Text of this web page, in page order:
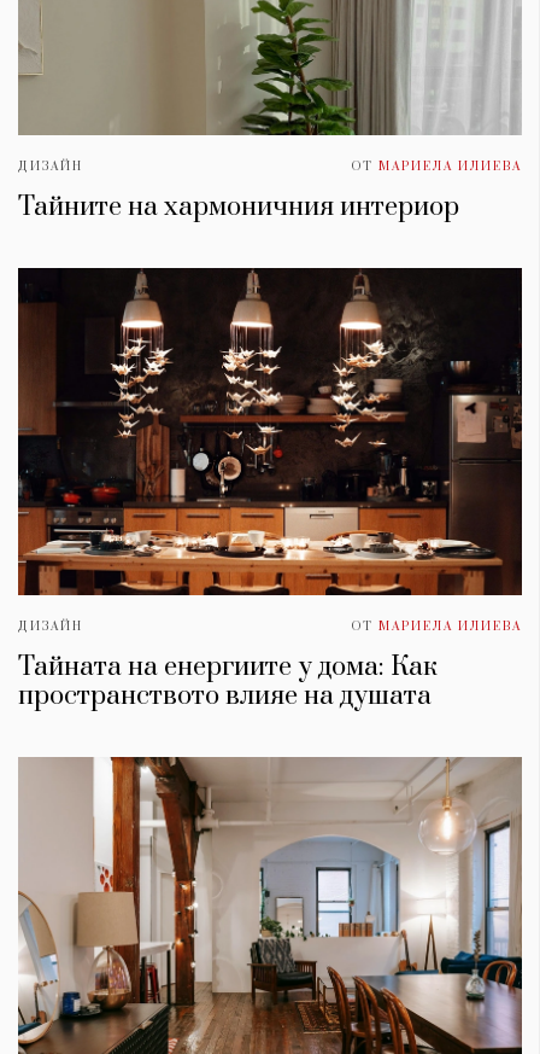
ДИЗАЙН ОТ МАРИЕЛА ИЛИЕВА
Тайните на хармоничния интериор
ДИЗАЙН ОТ МАРИЕЛА ИЛИЕВА
Тайната на енергиите у дома: Как
пространството влияе на душата